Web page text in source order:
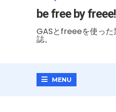
be free by freee!
GASとfreeeを使った
誌。
MENU